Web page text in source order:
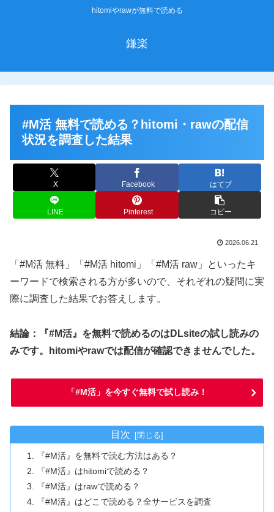
hitomiやrawが無料で読める
鎌楽
#M活 無料で読める？hitomi・rawの配信
状況を調査した結果
X Facebook はてブ
LINE Pinterest コピー
2026.06.21
「#M活 無料」「#M活 hitomi」「#M活 raw」といったキ
ーワードで検索される方が多いので、それぞれの疑問に実
際に調査した結果でお答えします。
結論：『#M活』を無料で読めるのはDLsiteの試し読みの
みです。hitomiやrawでは配信が確認できませんでした。
「#M活」を今すぐ無料で試し読み！
目次
『#M活』を無料で読む方法はある？
『#M活』はhitomiで読める？
『#M活』はrawで読める？
『#M活』はどこで読める？全サービスを調査